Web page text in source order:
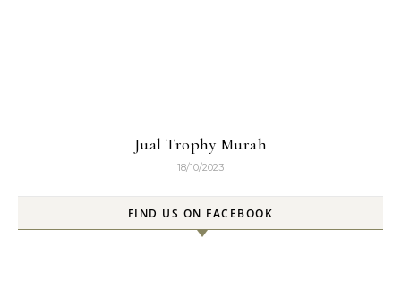
Jual Trophy Murah
18/10/2023
FIND US ON FACEBOOK